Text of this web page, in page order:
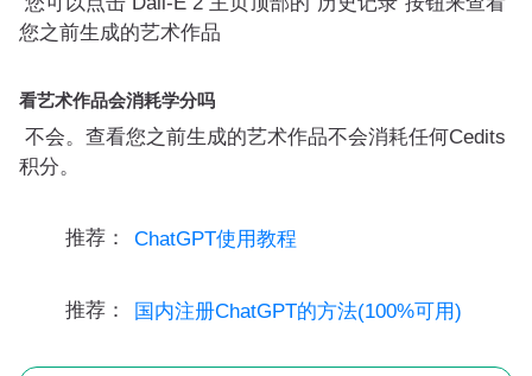
您之前生成的艺术作品
看艺术作品会消耗学分吗
不会。查看您之前生成的艺术作品不会消耗任何Cedits
积分。
推荐： ChatGPT使用教程
推荐： 国内注册ChatGPT的方法(100%可用)